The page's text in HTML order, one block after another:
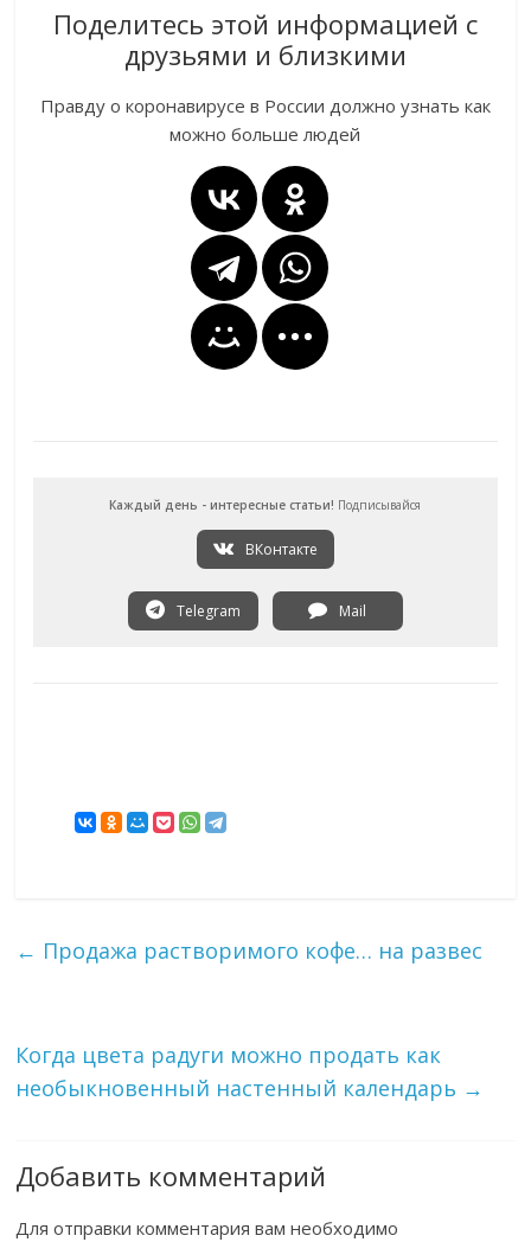
Поделитесь этой информацией с
друзьями и близкими
Правду о коронавирусе в России должно узнать как
можно больше людей
Каждый день - интересные статьи! Подписывайся
ВКонтакте
Telegram Mail
← Продажа растворимого кофе… на развес
Когда цвета радуги можно продать как
необыкновенный настенный календарь →
Добавить комментарий
Для отправки комментария вам необходимо